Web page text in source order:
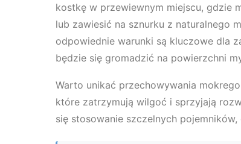
kostkę w przewiewnym miejscu, gdzie
lub zawiesić na sznurku z naturalnego
odpowiednie warunki są kluczowe dla
będzie się gromadzić na powierzchni
Warto unikać przechowywania
które zatrzymują wilgoć i sprzyjają
się stosowanie szczelnych